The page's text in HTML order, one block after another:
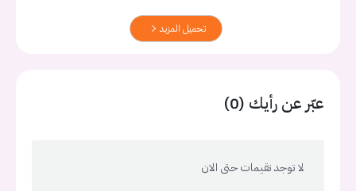
تحميل المزيد
عبّر عن رأيك (0)
لا توجد تقيمات حتى الان